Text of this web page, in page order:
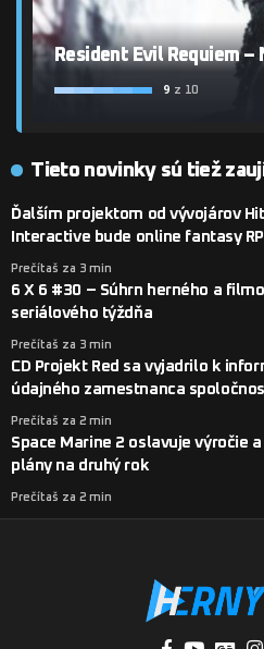
Resident Evil Requiem –
9 z 10
Tieto novinky sú tiež
Ďalším projektom od vývojárov
Interactive bude online fantasy
Prečítaš za 3 min
6 X 6 #30 – Súhrn herného a
seriálového týždňa
Prečítaš za 3 min
CD Projekt Red sa vyjadrilo k
údajného zamestnanca
Prečítaš za 2 min
Space Marine 2 oslavuje výročie
plány na druhý rok
Prečítaš za 2 min